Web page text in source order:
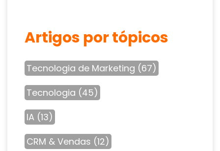
Artigos por tópicos
Tecnologia de Marketing (67)
Tecnologia (45)
IA (13)
CRM & Vendas (12)